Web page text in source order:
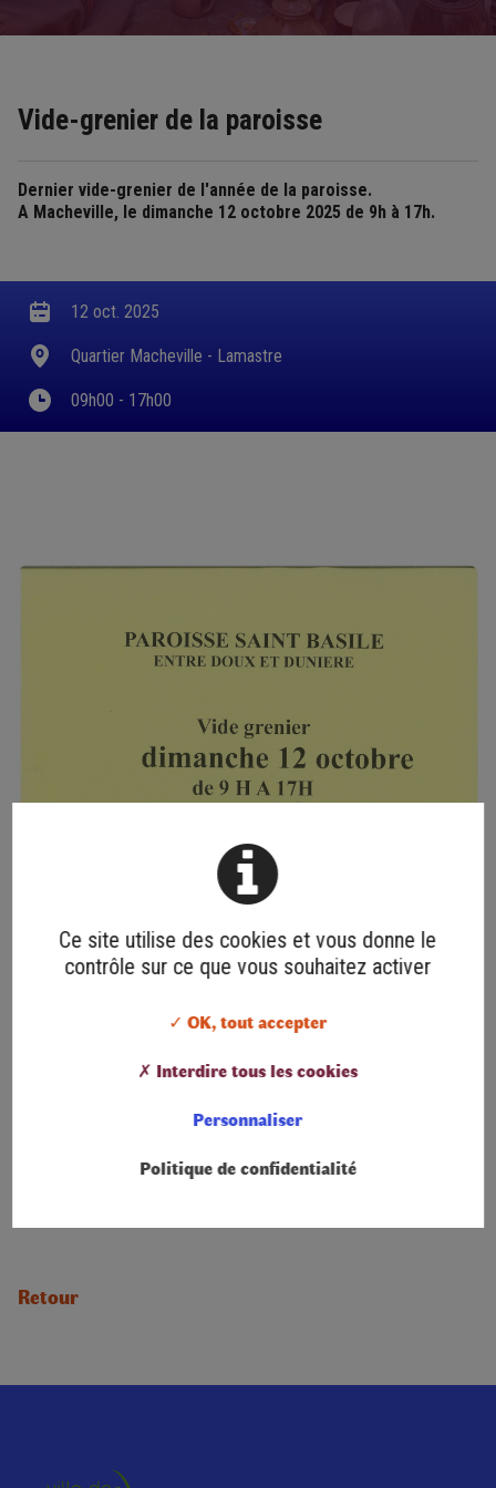
Vide-grenier de la paroisse
Dernier vide-grenier de l'année de la paroisse.
A Macheville, le dimanche 12 octobre 2025 de 9h à 17h.
12 oct. 2025
Quartier Macheville - Lamastre
09h00 - 17h00
Retour
Ce site utilise des cookies et vous donne le
contrôle sur ce que vous souhaitez activer
✓ OK, tout accepter
✗ Interdire tous les cookies
Personnaliser
Politique de confidentialité